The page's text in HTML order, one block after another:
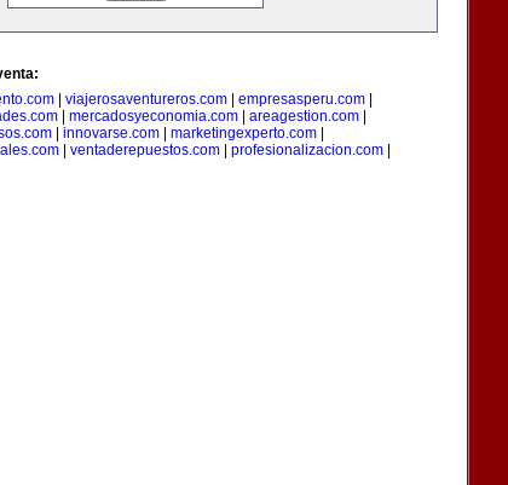
viajerosaventureros.com empresasperu.com
| mercadosyeconomia.com| areagestion.com|
| innovarse.com| marketingexperto.com|
| ventaderepuestos.com| profesionalizacion.com|